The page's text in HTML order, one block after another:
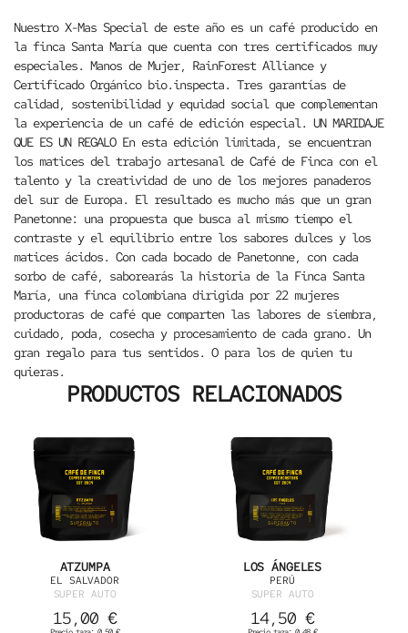
Nuestro X-Mas Special de este año es un café producido en
la finca Santa María que cuenta con tres certificados muy
especiales. Manos de Mujer, RainForest Alliance y
Certificado Orgánico bio.inspecta. Tres garantías de
calidad, sostenibilidad y equidad social que complementan
la experiencia de un café de edición especial. UN MARIDAJE
QUE ES UN REGALOEn esta edición limitada, se encuentran
los matices del trabajo artesanal de Café de Finca con el
talento y la creatividad de uno de los mejores panaderos
del sur de Europa. El resultado es mucho más que un gran
Panetonne: una propuesta que busca al mismo tiempo el
contraste y el equilibrio entre los sabores dulces y los
matices ácidos. Con cada bocado de Panetonne, con cada
sorbo de café, saborearás la historia de la Finca Santa
María, una finca colombiana dirigida por 22 mujeres
productoras de café que comparten las labores de siembra,
cuidado, poda, cosecha y procesamiento de cada grano. Un
gran regalo para tus sentidos. O para los de quien tu
quieras.
PRODUCTOS RELACIONADOS
ATZUMPA
EL SALVADOR
SUPER AUTO
15,00 €
LOS ÁNGELES
PERÚ
SUPER AUTO
14,50 €